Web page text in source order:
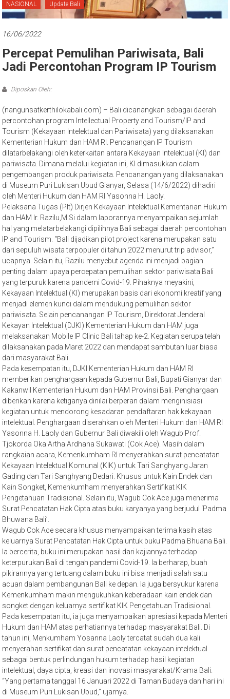
Bali
NASIONAL Update Bali
16/06/2022
Percepat Pemulihan Pariwisata, Bali
Jadi Percontohan Program IP Tourism
Diposkan Oleh:
(nangunsatkerthilokabali.com) – Bali dicanangkan sebagai daerah
percontohan program Intellectual Property and Tourism/IP and
Tourism (Kekayaan Intelektual dan Pariwisata) yang dilaksanakan
Kementerian Hukum dan HAM RI. Pencanangan IP Tourism
dilatarbelakangi oleh keterkaitan antara Kekayaan Intelektual (KI) dan
pariwisata. Dimana melalui kegiatan ini, KI dimasukkan dalam
pengembangan produk pariwisata. Pencanangan yang dilaksanakan
di Museum Puri Lukisan Ubud Gianyar, Selasa (14/6/2022) dihadiri
oleh Menteri Hukum dan HAM RI Yasonna H. Laoly.
Pelaksana Tugas (Plt) Dirjen Kekayaan Intelektual Kementarian Hukum
dan HAM Ir. Razilu,M.Si dalam laporannya menyampaikan sejumlah
hal yang melatarbelakangi dipilihnya Bali sebagai daerah percontohan
IP and Tourism. “Bali dijadikan pilot project karena merupakan satu
dari sepuluh wisata terpopuler di tahun 2022 menurut trip advisor,”
ucapnya. Selain itu, Razilu menyebut agenda ini menjadi bagian
penting dalam upaya percepatan pemulihan sektor pariwisata Bali
yang terpuruk karena pandemi Covid-19. Pihaknya meyakini,
Kekayaan Intelektual (KI) merupakan basis dari ekonomi kreatif yang
menjadi elemen kunci dalam mendukung pemulihan sektor
pariwisata. Selain pencanangan IP Tourism, Direktorat Jenderal
Kekayan Intelektual (DJKI) Kementerian Hukum dan HAM juga
melaksanakan Mobile IP Clinic Bali tahap ke-2. Kegiatan serupa telah
dilaksanakan pada Maret 2022 dan mendapat sambutan luar biasa
dari masyarakat Bali.
Pada kesempatan itu, DJKI Kementerian Hukum dan HAM RI
memberikan penghargaan kepada Gubernur Bali, Bupati Gianyar dan
Kakanwil Kementerian Hukum dan HAM Provinsi Bali. Penghargaan
diberikan karena ketiganya dinilai berperan dalam menginisiasi
kegiatan untuk mendorong kesadaran pendaftaran hak kekayaan
intelektual. Penghargaan diserahkan oleh Menteri Hukum dan HAM RI
Yasonna H. Laoly dan Gubernur Bali diwakili oleh Wagub Prof.
Tjokorda Oka Artha Ardhana Sukawati (Cok Ace). Masih dalam
rangkaian acara, Kemenkumham RI menyerahkan surat pencatatan
Kekayaan Intelektual Komunal (KIK) untuk Tari Sanghyang Jaran
Gading dan Tari Sanghyang Dedari. Khusus untuk Kain Endek dan
Kain Songket, Kemenkumham menyerahkan Sertifikat KIK
Pengetahuan Tradisional. Selain itu, Wagub Cok Ace juga menerima
Surat Pencatatan Hak Cipta atas buku karyanya yang berjudul ‘Padma
Bhuwana Bali’.
Wagub Cok Ace secara khusus menyampaikan terima kasih atas
keluarnya Surat Pencatatan Hak Cipta untuk buku Padma Bhuana Bali.
Ia bercerita, buku ini merupakan hasil dari kajiannya terhadap
keterpurukan Bali di tengah pandemi Covid-19. Ia berharap, buah
pikirannya yang tertuang dalam buku ini bisa menjadi salah satu
acuan dalam pembangunan Bali ke depan. Ia juga bersyukur karena
Kemenkumham makin mengukuhkan keberadaan kain endek dan
songket dengan keluarnya sertifikat KIK Pengetahuan Tradisional.
Pada kesempatan itu, ia juga menyampaikan apresiasi kepada Menteri
Hukum dan HAM atas perhatiannya terhadap masyarakat Bali. Di
tahun ini, Menkumham Yosanna Laoly tercatat sudah dua kali
menyerahan sertifikat dan surat pencatatan kekayaan intelektual
sebagai bentuk perlindungan hukum terhadap hasil kegiatan
intelektual, daya cipta, kreasi dan inovasi masyarakat/Krama Bali.
“Yang pertama tanggal 16 Januari 2022 di Taman Budaya dan hari ini
di Museum Puri Lukisan Ubud,” ujarnya.